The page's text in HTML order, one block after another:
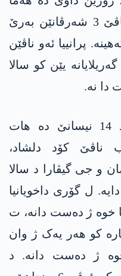
ھەما ھەر رۆژ ھەری کێم ناڤێ 3 شەرڤانێن بەرێ
پرانییا ئەو ناڤێن
یێن کو سالا
وەکە میناک ئەم ببێژین؛ د 14 نیسانێ دە ھات
ناڤێ کۆد دلشاد،
و جی گیڤارا د سالا
دایە. ل گۆری داخویانیا
خوە ژ دەست دانە، ت
کو ھەر یەک ژ وان
ژ دەست دانە. د